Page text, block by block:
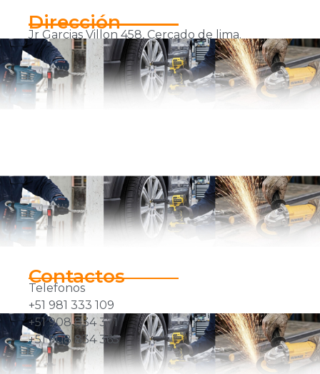
Dirección
Jr Garcias Villon 458, Cercado de lima.
Contactos
Telefonos
+51 981 333 109
+51 908 834 371
+51 908 834 365